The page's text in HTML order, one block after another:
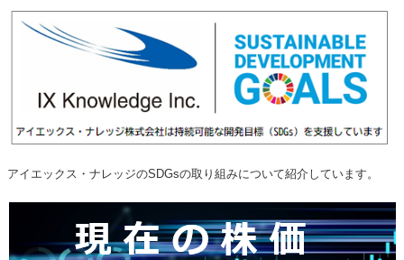
アイエックス・ナレッジのSDGsの取り組みについて紹介しています。